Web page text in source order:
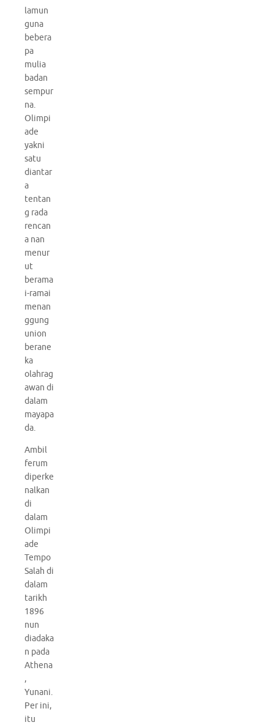
lamun
guna
bebera
pa
mulia
badan
sempur
na.
Olimpi
ade
yakni
satu
diantar
a
tentan
g rada
rencan
a nan
menur
ut
berama
i-ramai
menan
ggung
union
berane
ka
olahrag
awan di
dalam
mayapa
da.
Ambil
ferum
diperke
nalkan
di
dalam
Olimpi
ade
Tempo
Salah di
dalam
tarikh
1896
nun
diadaka
n pada
Athena
,
Yunani.
Per ini,
itu